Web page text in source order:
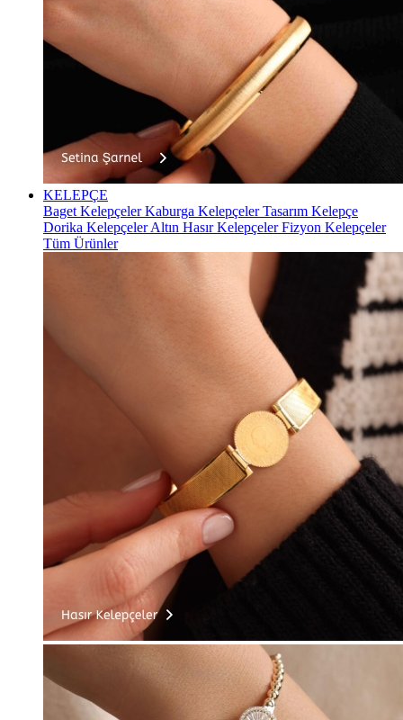
KELEPÇE
Baget KelepçelerKaburga KelepçelerTasarım Kelepçe
Dorika KelepçelerAltın Hasır KelepçelerFizyon Kelepçeler
Tüm Ürünler